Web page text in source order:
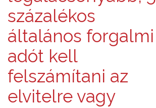
százalékos
általános forgalmi
adót kell
felszámítani az
elvitelre vagy